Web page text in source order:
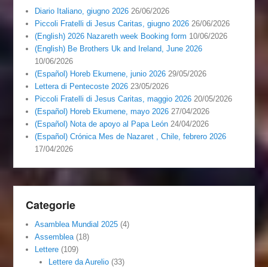
Diario Italiano, giugno 2026 26/06/2026
Piccoli Fratelli di Jesus Caritas, giugno 2026 26/06/2026
(English) 2026 Nazareth week Booking form 10/06/2026
(English) Be Brothers Uk and Ireland, June 2026
10/06/2026
(Español) Horeb Ekumene, junio 2026 29/05/2026
Lettera di Pentecoste 2026 23/05/2026
Piccoli Fratelli di Jesus Caritas, maggio 2026 20/05/2026
(Español) Horeb Ekumene, mayo 2026 27/04/2026
(Español) Nota de apoyo al Papa León 24/04/2026
(Español) Crónica Mes de Nazaret , Chile, febrero 2026
17/04/2026
Categorie
Asamblea Mundial 2025 (4)
Assemblea (18)
Lettere (109)
Lettere da Aurelio(33)